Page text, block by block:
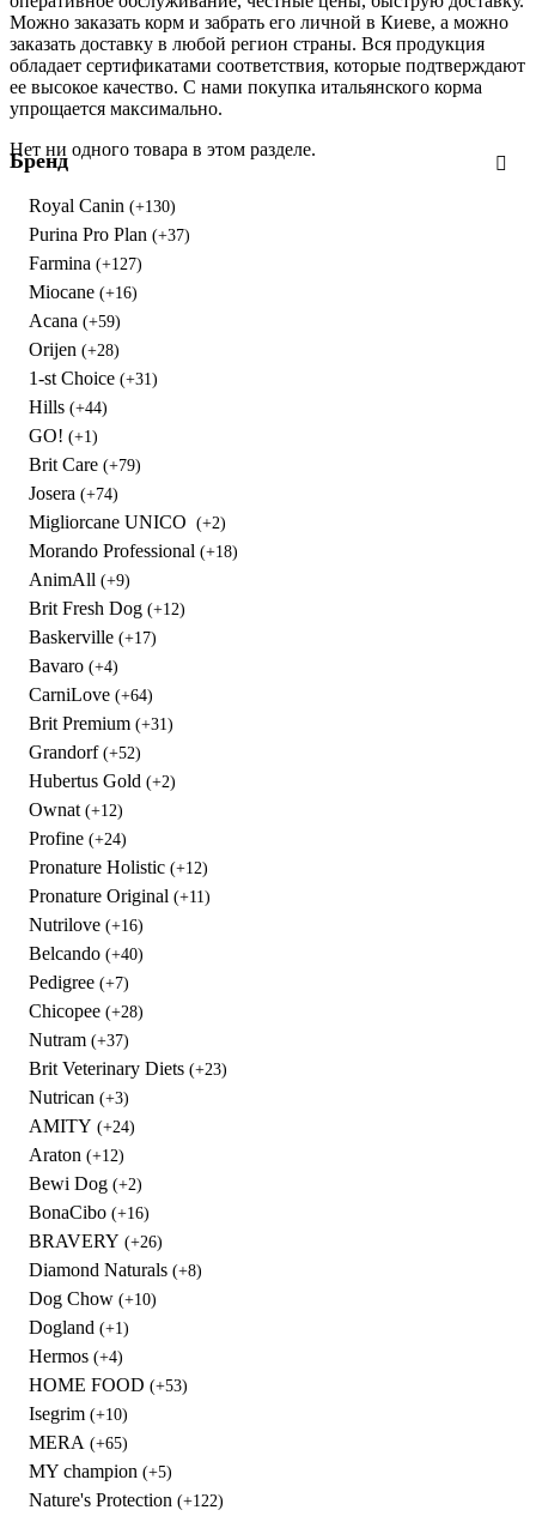
Можно заказать корм и забрать его личной в Киеве, а можно
заказать доставку в любой регион страны. Вся продукция
обладает сертификатами соответствия, которые подтверждают
ее высокое качество. С нами покупка итальянского корма
упрощается максимально.
Нет ни одного товара в этом разделе.
Бренд
Royal Canin (+130)
Purina Pro Plan (+37)
Farmina (+127)
Miocane (+16)
Acana (+59)
Orijen (+28)
1-st Choice (+31)
Hills (+44)
GO! (+1)
Brit Care (+79)
Josera (+74)
Migliorcane UNICO (+2)
Morando Professional (+18)
AnimAll (+9)
Brit Fresh Dog (+12)
Baskerville (+17)
Bavaro (+4)
CarniLove (+64)
Brit Premium (+31)
Grandorf (+52)
Hubertus Gold (+2)
Ownat (+12)
Profine (+24)
Pronature Holistic (+12)
Pronature Original (+11)
Nutrilove (+16)
Belcando (+40)
Pedigree (+7)
Chicopee (+28)
Nutram (+37)
Brit Veterinary Diets (+23)
Nutrican (+3)
AMITY (+24)
Araton (+12)
Bewi Dog (+2)
BonaCibo (+16)
BRAVERY (+26)
Diamond Naturals (+8)
Dog Chow (+10)
Dogland (+1)
Hermos (+4)
HOME FOOD (+53)
Isegrim (+10)
MERA (+65)
MY champion (+5)
Nature's Protection (+122)